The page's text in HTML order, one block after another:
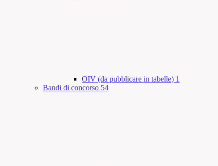
OIV (da pubblicare in tabelle) 1
Bandi di concorso 54